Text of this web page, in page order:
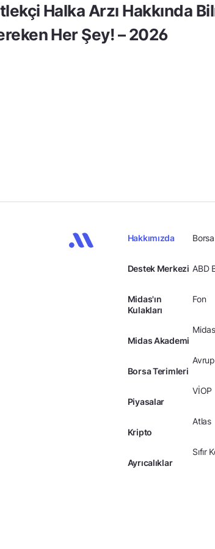
Halka Arzı Hakkında
Her Şey! – 2026
Hakkımızda
Destek Merkezi
Midas'ın
Kulakları
Midas Akademi
Borsa Terimleri
Piyasalar
Kripto
Ayrıcalıklar
ABD
Fon
VİOP
Atlas
Sıfır